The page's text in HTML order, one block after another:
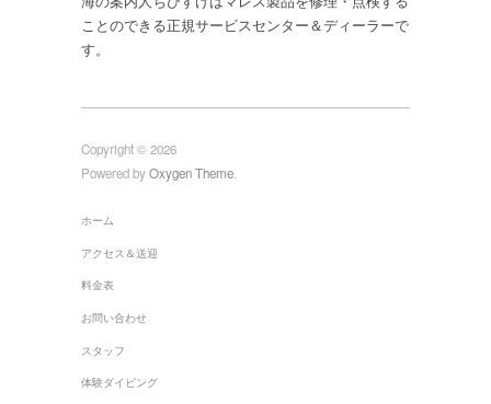
ことのできる正規サービスセンター＆ディーラーで
す。
Copyright © 2026
Powered byOxygen Theme
ホーム
アクセス＆送迎
料金表
お問い合わせ
スタッフ
体験ダイビング